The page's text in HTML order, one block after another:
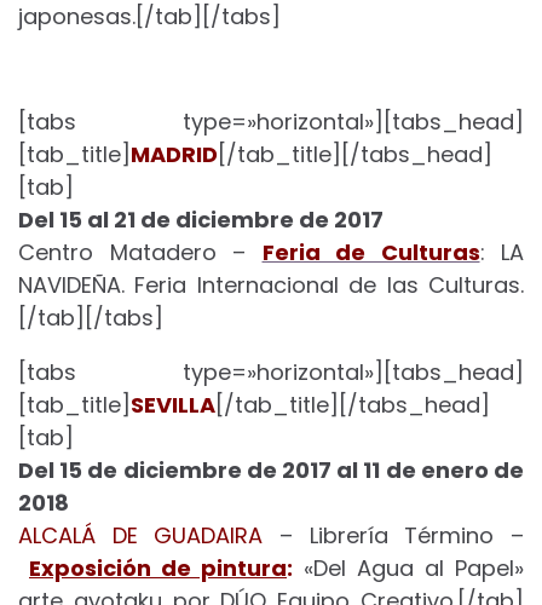
japonesas.[/tab][/tabs]
[tabs type=»horizontal»][tabs_head]
[tab_title] MADRID [/tab_title][/tabs_head]
[tab]
Del 15 al 21 de diciembre de 2017
Centro Matadero – Feria de Culturas: LA
NAVIDEÑA. Feria Internacional de las Culturas.
[/tab][/tabs]
[tabs type=»horizontal»][tabs_head]
[tab_title] SEVILLA[/tab_title][/tabs_head]
[tab]
Del 15 de diciembre de 2017 al 11 de enero de
2018
ALCALÁ DE GUADAIRA – Librería Término –
Exposición de pintura: «Del Agua al Papel»